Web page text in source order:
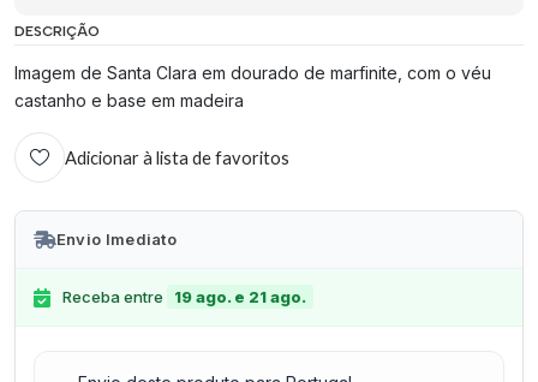
DESCRIÇÃO
Imagem de Santa Clara em dourado de marfinite, com o véu
castanho e base em madeira
Adicionar à lista de favoritos
Envio Imediato
Receba entre 19 ago. e 21 ago.